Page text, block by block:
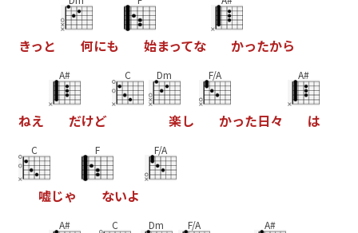
きっ と 何にも 始まってな かったから
ねえ
A#
だけど
C Dm
楽し
F/A
かった日々
A#
は
C
嘘じゃ
F
ないよ
F/A
A# C Dm F/A A#